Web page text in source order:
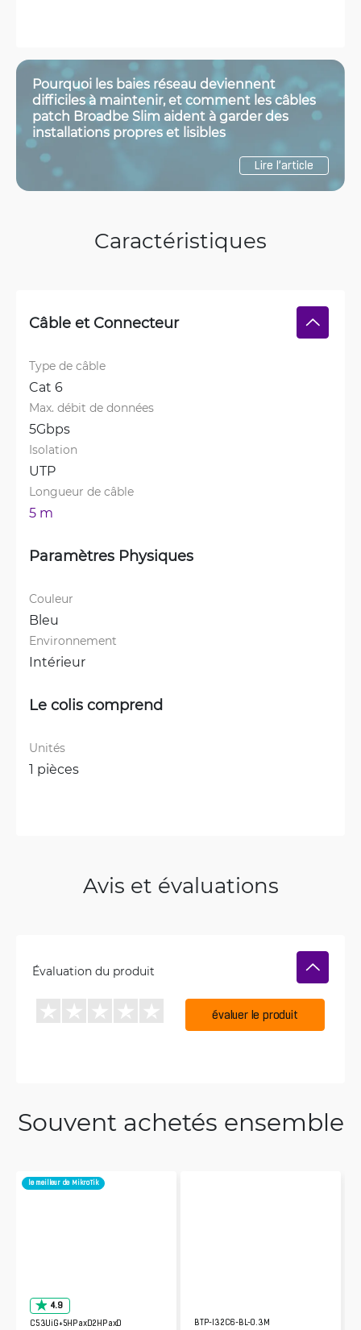
Pourquoi les baies réseau deviennent
difficiles à maintenir, et comment les câbles
patch Broadbe Slim aident à garder des
installations propres et lisibles
Lire l’article
Caractéristiques
Câble et Connecteur
Type de câble
Cat 6
Max. débit de données
5Gbps
Isolation
UTP
Longueur de câble
5 m
Paramètres Physiques
Couleur
Bleu
Environnement
Intérieur
Le colis comprend
Unités
1 pièces
Avis et évaluations
Évaluation du produit
évaluer le produit
Souvent achetés ensemble
le meilleur de MikroTik
4.9
C53UiG+5HPaxD2HPaxD BTP-I32C6-BL-0.3M